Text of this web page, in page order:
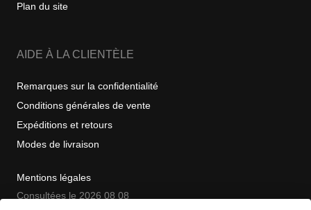
Plan du site
AIDE À LA CLIENTÈLE
Remarques sur la confidentialité
Conditions générales de vente
Expéditions et retours
Modes de livraison
Mentions légales
Consultées le 2026 08 08